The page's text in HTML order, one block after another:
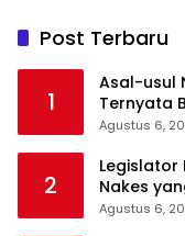
Post Terbaru
1
Asal-usul
Ternyata
Agustus 6,
2
Legislator
Nakes
Agustus 6,